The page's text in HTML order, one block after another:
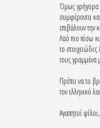
Όμως γρήγορα
συμφέροντα
επιβάλουν την
Λαό πιο πίσω
το
τους γραμμένα
Πρέπει να το
τον ελληνικό
Αγαπητοί φίλοι,